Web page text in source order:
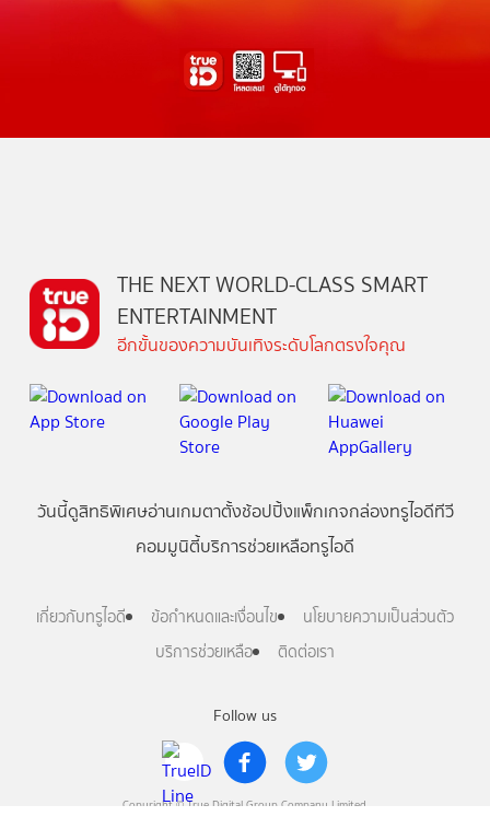
Follow us
Copyright © True Digital Group Company Limited.
THE NEXT WORLD-CLASS SMART
ENTERTAINMENT
อีกขั้นของความบันเทิงระดับโลกตรงใจคุณ
วันนี้ดูสิทธิพิเศษอ่านเกมตาตั้งช้อปปิ้งแพ็กเกจกล่องทรูไอดีทีวี
คอมมูนิตี้บริการช่วยเหลือทรูไอดี
เกี่ยวกับทรูไอดี ข้อกำหนดและเงื่อนไข
นโยบายความเป็นส่วนตัว
บริการช่วยเหลือ
ติดต่อเรา